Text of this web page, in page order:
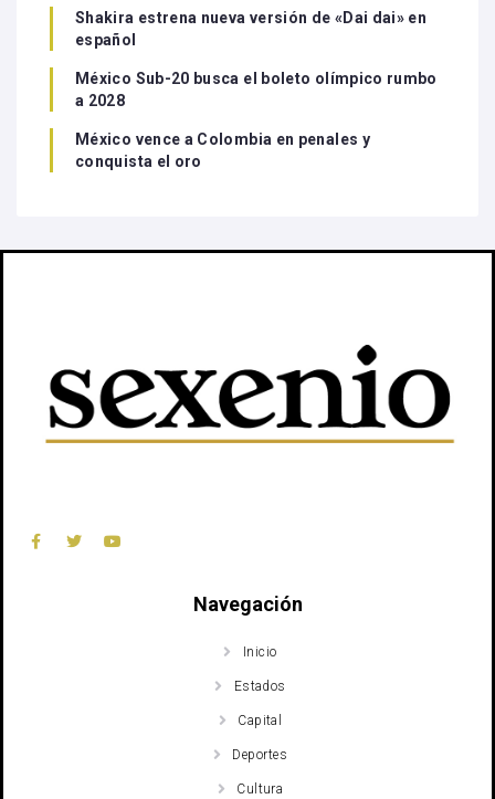
Shakira estrena nueva versión de «Dai dai» en
español
México Sub-20 busca el boleto olímpico rumbo
a 2028
México vence a Colombia en penales y
conquista el oro
Navegación
Inicio
Estados
Capital
Deportes
Cultura